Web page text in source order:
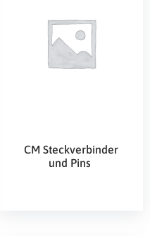
CM Steckverbinder
und Pins